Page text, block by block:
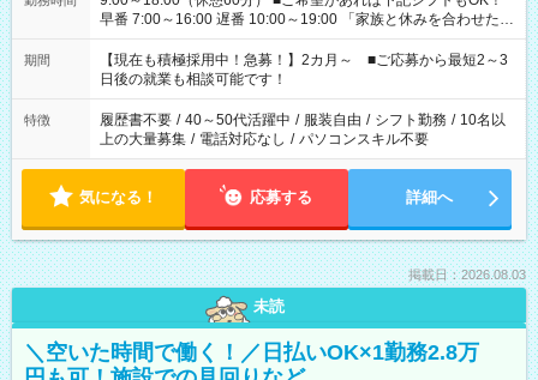
早番 7:00～16:00 遅番 10:00～19:00 「家族と休みを合わせた
い」 「余裕を持って夕飯の準備がしたい」 「できれば残業はし
たくない」 など、ご希望を教えてくださいね。 ※Wワーク希望
の方へ 今ご覧のお仕事で希望する勤務時間と、もう1つのお仕事
の勤務時間。 合計で週40時間を超える場合は応募できません。
期間
【現在も積極採用中！急募！】2カ月～ ■ご応募から最短2～3
日後の就業も相談可能です！
特徴 履歴書不要 / 40～50代活躍中 / 服装自由 / シフト勤務 / 10名以
上の大量募集 / 電話対応なし / パソコンスキル不要
気になる！ 応募する 詳細へ
掲載日：2026.08.03
未読
＼空いた時間で働く！／日払いOK×1勤務2.8万